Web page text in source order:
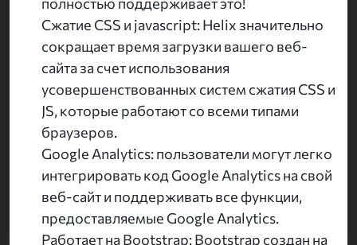
Сжатие CSS и jаvascript: Helix значительно
сокращает время загрузки вашего веб-
сайта за счет использования
усовершенствованных систем сжатия CSS и
JS, которые работают со всеми типами
браузеров.
Google Analytics: пользователи могут легко
интегрировать код Google Analytics на свой
веб-сайт и поддерживать все функции,
предоставляемые Google Analytics.
Работает на Bootstrap: Bootstrap создан на